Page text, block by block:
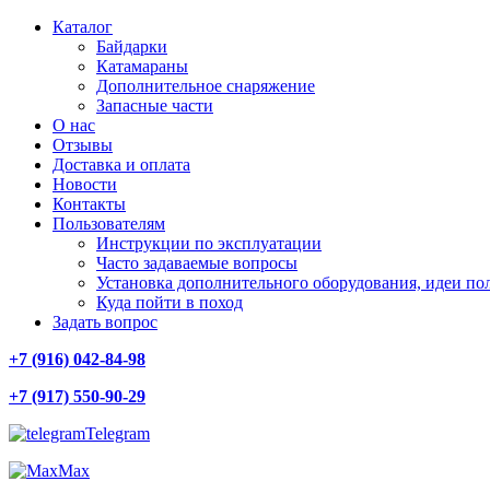
Каталог
Байдарки
Катамараны
Дополнительное снаряжение
Запасные части
О нас
Отзывы
Доставка и оплата
Новости
Контакты
Пользователям
Инструкции по эксплуатации
Часто задаваемые вопросы
Установка дополнительного оборудования, идеи
Куда пойти в поход
Задать вопрос
+7 (916) 042-84-98
+7 (917) 550-90-29
Telegram
Max